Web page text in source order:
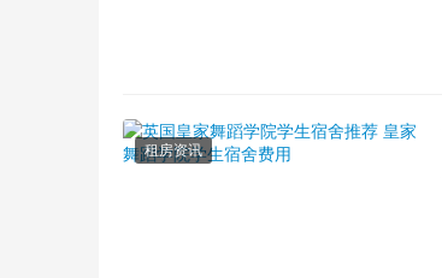
租房资讯